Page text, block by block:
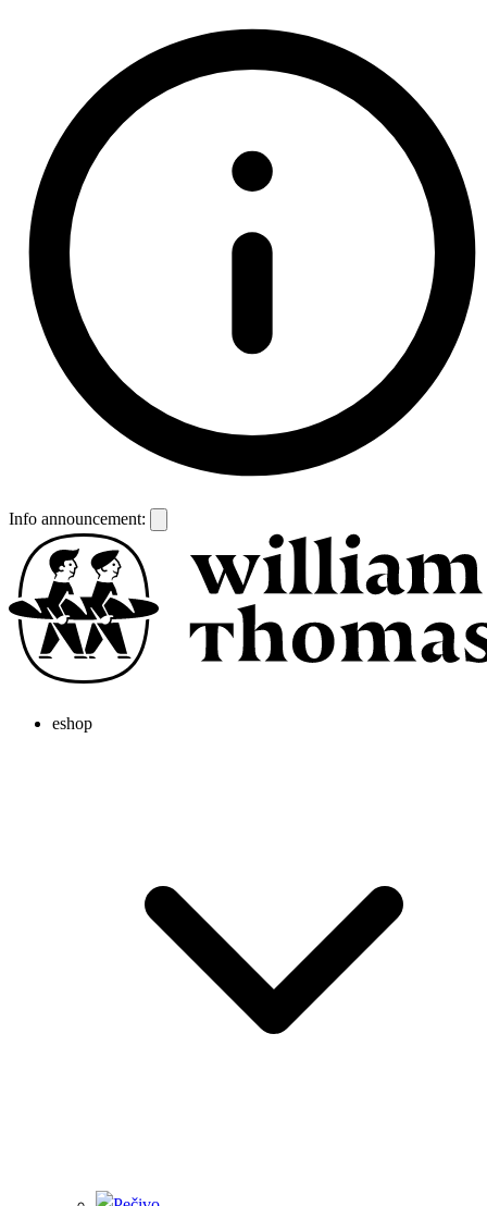
Info announcement:
eshop